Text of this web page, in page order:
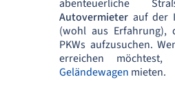
abenteuerliche
Autovermieterauf der
(wohl aus Erfahrung),
PKWs aufzusuchen.
erreichen
Geländewagen mieten.